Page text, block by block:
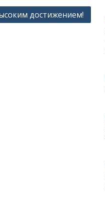
достижением!